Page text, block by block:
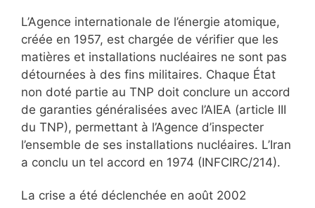
L’Agence internationale de l’énergie atomique,
créée en 1957, est chargée de vérifier que les
matières et installations nucléaires ne sont pas
détournées à des fins militaires. Chaque État
non doté partie au TNP doit conclure un accord
de garanties généralisées avec l’AIEA (article III
du TNP), permettant à l’Agence d’inspecter
l’ensemble de ses installations nucléaires. L’Iran
a conclu un tel accord en 1974 (INFCIRC/214).
La crise a été déclenchée en août 2002